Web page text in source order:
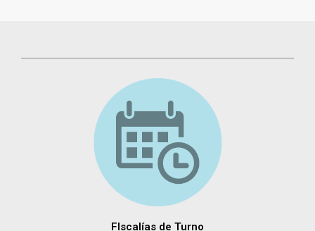
FIscalías de Turno